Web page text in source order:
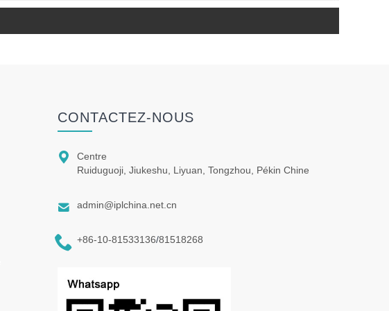
CONTACTEZ-NOUS

Centre
Ruiduguoji, Jiukeshu, Liyuan, Tongzhou, Pékin Chine
 admin@iplchina.net.cn
 +86-10-81533136/81518268